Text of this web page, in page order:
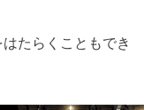
たらくこともでき